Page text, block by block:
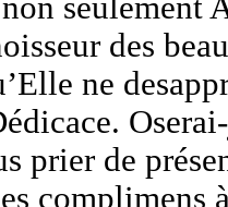
seulement
des
ne
prier de
complimens